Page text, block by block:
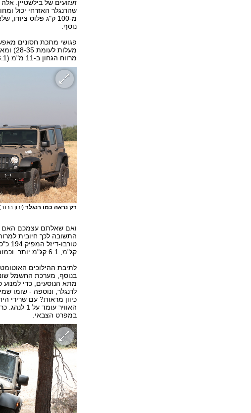
שהרנגלר האזרחי יכול
מ-100 ק"ג פלוס
נוסף.
מעלות
מרווח הגחון ב-11 מ"מ (23.1 ס"מ) תודות למיתלים השונים.
רק נראה כמו רנגלר (ירון
קג"מ, 6.1 קג"מ יותר. וכמובן, התאמה לתקני זיהום יורו 5.
בנוסף, מערכת החשמל
מתא הנוסעים, כדי
לרנגלר, ונוספה - שומו
האוויר
במפרט הצבאי.